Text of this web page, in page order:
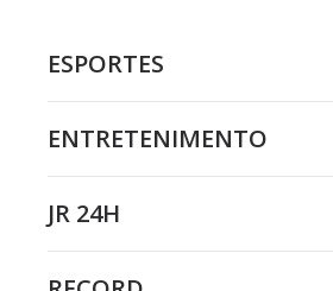
ESPORTES
ENTRETENIMENTO
JR 24H